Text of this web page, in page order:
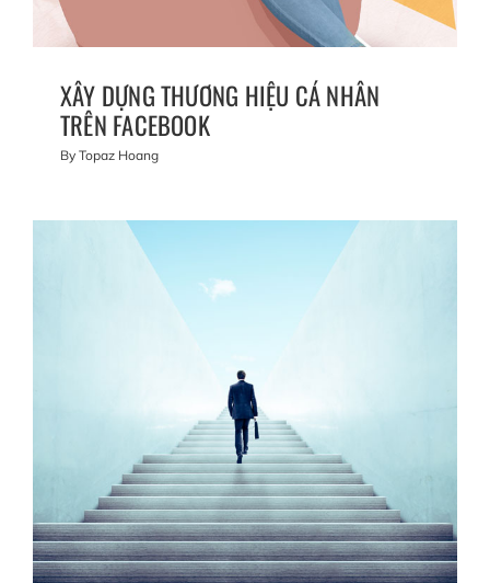
XÂY DỰNG THƯƠNG HIỆU CÁ NHÂN
TRÊN FACEBOOK
By Topaz Hoang